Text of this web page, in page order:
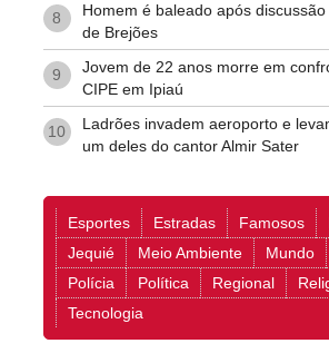
8
Homem é baleado após
de Brejões
9
Jovem de 22 anos morre em
CIPE em Ipiaú
10
Ladrões invadem aeroporto e
um deles do cantor Almir Sater
Esportes Estradas Famosos
Jequié
Meio Ambiente Mundo
Polícia
Política Regional
Tecnologia